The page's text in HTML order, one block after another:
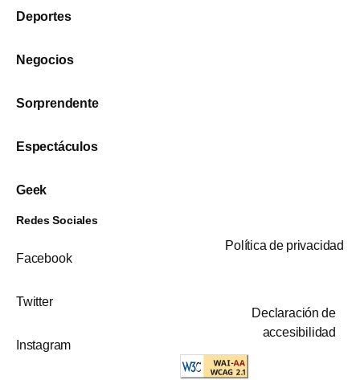
Deportes
Negocios
Sorprendente
Espectáculos
Geek
Redes Sociales
Facebook
Twitter
Instagram
Política de privacidad
Declaración de
accesibilidad